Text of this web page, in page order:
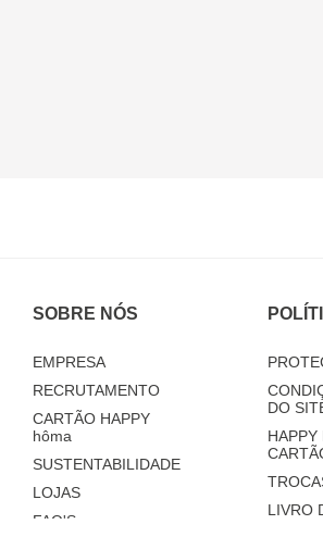
SOBRE NÓS
EMPRESA
RECRUTAMENTO
CARTÃO HAPPY
hôma
SUSTENTABILIDADE
LOJAS
FAQ'S
DO
HAPPY
LIVRO